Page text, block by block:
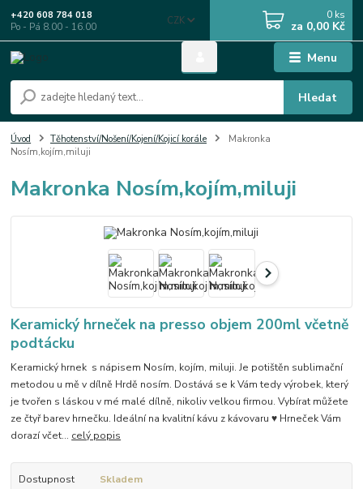
Menu
CZK
Hledat
+420 608 784 018
Po - Pá 8.00 - 16.00
0 ks
za 0,00 Kč
Úvod Těhotenství/Nošení/Kojení/Kojicí korále
Makronka
Nosím,kojím,miluji
Makronka Nosím,kojím,miluji
Keramický hrneček na presso objem 200ml včetně
podtácku
Keramický hrnek s nápisem Nosím, kojím, miluji. Je potištěn sublimační
metodou u mě v dílně Hrdě nosím. Dostává se k Vám tedy výrobek, který
je tvořen s láskou v mé malé dílně, nikoliv velkou firmou. Vybírat můžete
ze čtyř barev hrnečku. Ideální na kvalitní kávu z kávovaru ♥ Hrneček Vám
dorazí včet... celý popis
Dostupnost
Skladem